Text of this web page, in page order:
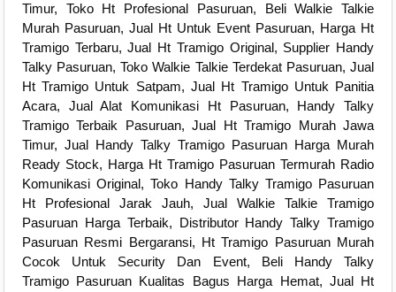
Timur, Toko Ht Profesional Pasuruan, Beli Walkie Talkie
Murah Pasuruan, Jual Ht Untuk Event Pasuruan, Harga Ht
Tramigo Terbaru, Jual Ht Tramigo Original, Supplier Handy
Talky Pasuruan, Toko Walkie Talkie Terdekat Pasuruan, Jual
Ht Tramigo Untuk Satpam, Jual Ht Tramigo Untuk Panitia
Acara, Jual Alat Komunikasi Ht Pasuruan, Handy Talky
Tramigo Terbaik Pasuruan, Jual Ht Tramigo Murah Jawa
Timur, Jual Handy Talky Tramigo Pasuruan Harga Murah
Ready Stock, Harga Ht Tramigo Pasuruan Termurah Radio
Komunikasi Original, Toko Handy Talky Tramigo Pasuruan
Ht Profesional Jarak Jauh, Jual Walkie Talkie Tramigo
Pasuruan Harga Terbaik, Distributor Handy Talky Tramigo
Pasuruan Resmi Bergaransi, Ht Tramigo Pasuruan Murah
Cocok Untuk Security Dan Event, Beli Handy Talky
Tramigo Pasuruan Kualitas Bagus Harga Hemat, Jual Ht